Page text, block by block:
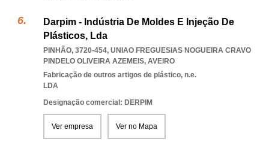
Darpim - Indústria De Moldes E Injeção De
Plásticos, Lda
PINHÃO, 3720-454, UNIAO FREGUESIAS NOGUEIRA CRAVO
PINDELO OLIVEIRA AZEMEIS, AVEIRO
Fabricação de outros artigos de plástico, n.e.
LDA
Designação comercial: DERPIM
Ver empresa Ver no Mapa